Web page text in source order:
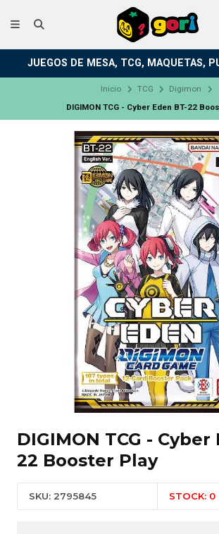
JUEGOS DE MESA, TCG, MAQUETAS,
Inicio TCG
Digimon
DIGIMON TCG - Cyber Eden BT-22
DIGIMON TCG - Cyber
22 Booster Play
SKU: 2795845 STOCK: 0